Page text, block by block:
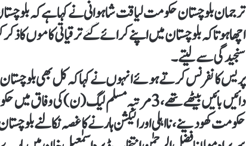
ترجمان بلوچستان حکومت لیاقت شاہوانی نے کہا ہے کہ
اچھا ہوتا کہ بلوچستان میں اپنے کرائے گئے ترقیاتی کاموں
سنجیدگی سے لیتے۔
پریس کانفرنس کرتے ہوئے انہوں نے کہا کہ کل بھی بلوچستان
دائیں بائیں بیٹھے تھے، 3 مرتبہ مسلم لیگ
حکومت کھو دینے، نااہلی اور الیکشن ہارنے کا غصہ نکالنے